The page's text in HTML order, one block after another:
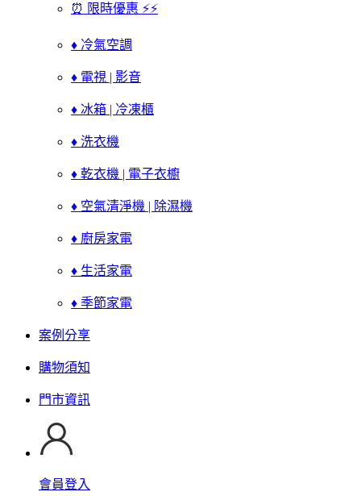
⏰ 限時優惠 ⚡⚡
♦ 冷氣空調
♦ 電視 | 影音
♦ 冰箱 | 冷凍櫃
♦ 洗衣機
♦ 乾衣機 | 電子衣櫥
♦ 空氣清淨機 | 除濕機
♦ 廚房家電
♦ 生活家電
♦ 季節家電
案例分享
購物須知
門市資訊
會員登入